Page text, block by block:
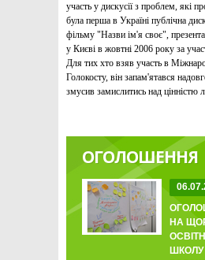
участь у дискусії з проблем, які
була перша в Україні публічна
фільму "Назви ім'я своє",
у Києві в жовтні 2006 року за
Для тих хто взяв участь в
Голокосту, він запам'ятався
змусив замислитись над цінністю
ОГОЛОШЕННЯ
НА
ШКОЛУ